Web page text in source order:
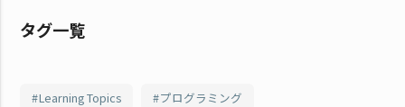
タグ一覧
Learning Topics プログラミング